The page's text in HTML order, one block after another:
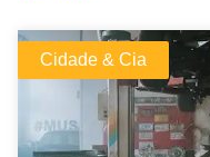
Cidade & Cia